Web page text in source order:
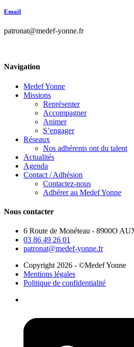
Email
patronat@medef-yonne.fr
Navigation
Medef Yonne
Missions
Représenter
Accompagner
Animer
S’engager
Réseaux
Nos adhérents ont du talent
Actualités
Agenda
Contact / Adhésion
Contactez-nous
Adhérer au Medef Yonne
Nous contacter
6 Route de Monéteau - 8900O
03 86 49 26 01
patronat@medef-yonne.fr
Copyright 2026 - ©Medef Yonne
Mentions légales
Politique de confidentialité